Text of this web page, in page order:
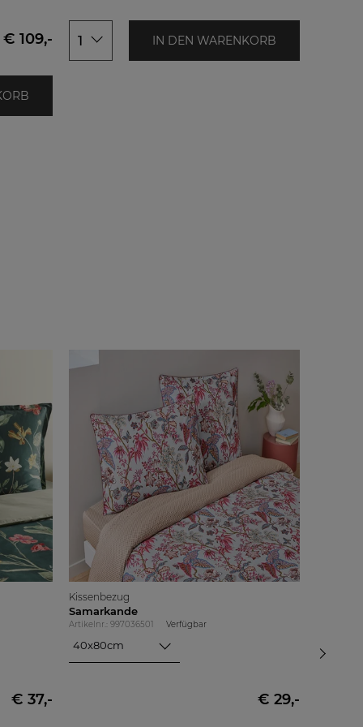
€ 109,- 1 IN DEN WARENKORB
€ 37,-
Kissenbezug
Samarkande
Artikelnr.: 997036501 Verfügbar
40x80cm
€ 29,-